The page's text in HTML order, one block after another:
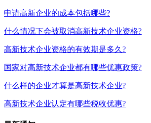
申请高新企业的成本包括哪些?
什么情况下会被取消高新技术企业资格?
高新技术企业资格的有效期是多久?
国家对高新技术企业都有哪些优惠政策?
什么样的企业才算是高新技术企业?
高新技术企业认定有哪些税收优惠?